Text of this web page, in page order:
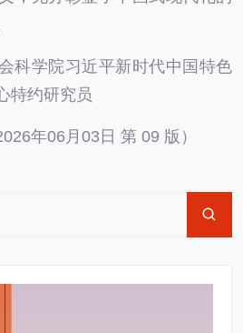
科学院习近平新时代中国特色
特约研究员
年06月03日 第 09 版）